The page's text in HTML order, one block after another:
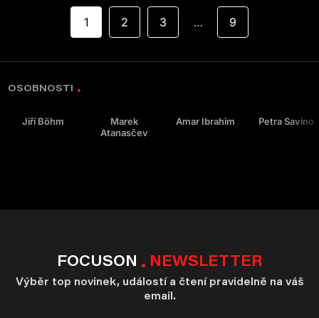
1 2 3 … 9
OSOBNOSTI
Jiří Böhm
Marek
Atanasčev
Amar Ibrahim Petra Savino
FOCUSON NEWSLETTER
Výběr top novinek, událostí a čtení pravidelně na váš
email.